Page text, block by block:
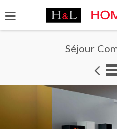
Séjour